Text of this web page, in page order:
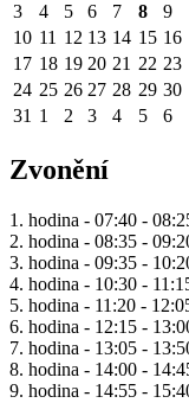
3
4 5 6 7 8
9
10 11 12 13 14 15 16
17 18 19 20 21 22 23
24 25 26 27 28 29 30
31 1 2 3 4 5 6
Zvonění
1. hodina - 07:40 -
2. hodina - 08:35 -
3. hodina - 09:35 -
4. hodina - 10:30 -
5. hodina - 11:20 -
6. hodina - 12:15 -
7. hodina - 13:05 -
8. hodina - 14:00 -
9. hodina - 14:55 -